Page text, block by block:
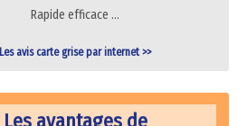
Rapide efficace …
Les avis carte grise par internet >>